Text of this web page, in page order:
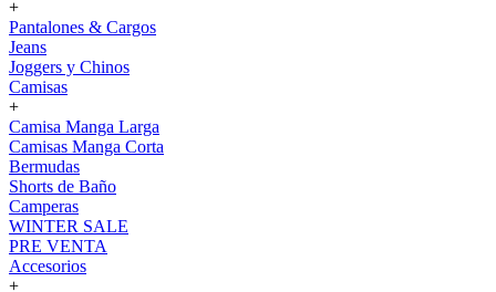
+
Pantalones & Cargos
Jeans
Joggers y Chinos
Camisas
+
Camisa Manga Larga
Camisas Manga Corta
Bermudas
Shorts de Baño
Camperas
WINTER SALE
PRE VENTA
Accesorios
+